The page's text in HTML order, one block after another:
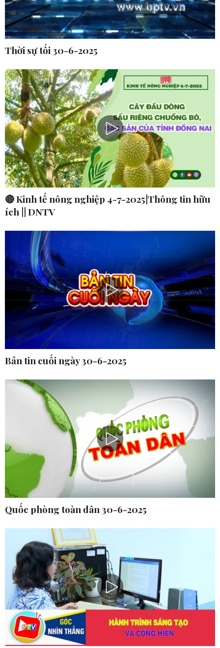
Thời sự tối 30-6-2025
🔴 Kinh tế nông nghiệp 4-7-2025|Thông tin hữu
ích || DNTV
Bản tin cuối ngày 30-6-2025
Quốc phòng toàn dân 30-6-2025